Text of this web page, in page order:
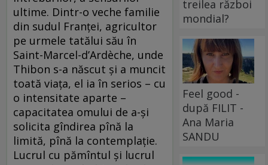
ultime. Dintr-o veche familie
din sudul Franţei, agricultor
pe urmele tatălui său în
Saint-Marcel-d’Ardèche, unde
Thibon s-a născut şi a muncit
toată viaţa, el ia în serios – cu
o intensitate aparte –
capacitatea omului de a-şi
solicita gîndirea pînă la
limită, pînă la contemplaţie.
Lucrul cu pămîntul şi lucrul
treilea război
mondial?
Feel good -
după FILIT -
Ana Maria
SANDU